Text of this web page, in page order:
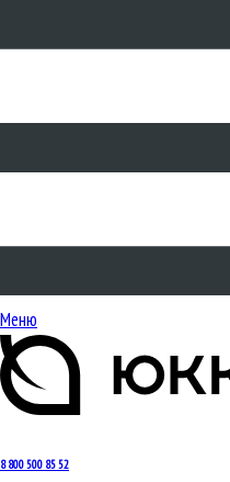
Меню
8 800 500 85 52